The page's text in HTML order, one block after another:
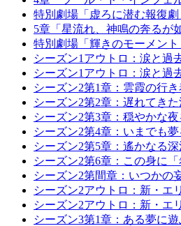
特別劇場「虚ろに潜む報復劇
5章「星流れ、神鳴の奔るが
特別劇場「輝きのモーメント
シーズン1アウトロ：涙と過
シーズン1アウトロ：涙と過
シーズン2第1章：雲霞の行
シーズン2第2章：遅れてき
シーズン2第3章：穏やかな
シーズン2第4章：いまでも
シーズン2第5章：遙かなる
シーズン2第6章：この身に
シーズン2第間章：いつかの
シーズン2アウトロ：新・エ
シーズン2アウトロ：新・エ
シーズン3第1章：ある夢に